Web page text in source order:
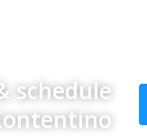
schedule